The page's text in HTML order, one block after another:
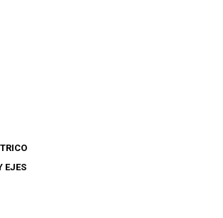
EJES